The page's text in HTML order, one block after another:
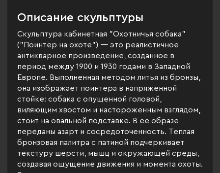
Описание скульптуры
Скульптура кабинетная "Охотничья собака"
("Поинтер на охоте") — это реалистичное
антикварное произведение, созданное в
период между 1900 и 1930 годами в Западной
Европе. Выполненная методом литья из бронзы,
она изображает поинтера в напряженной
стойке: собака с опущенной головой,
виляющим хвостом и настороженным взглядом,
стоит на овальной подставке. В ее образе
переданы азарт и сосредоточенность. Теплая
бронзовая палитра с патиной подчеркивает
текстуру шерсти, мышц и окружающей среды,
создавая ощущение движения и момента охоты.